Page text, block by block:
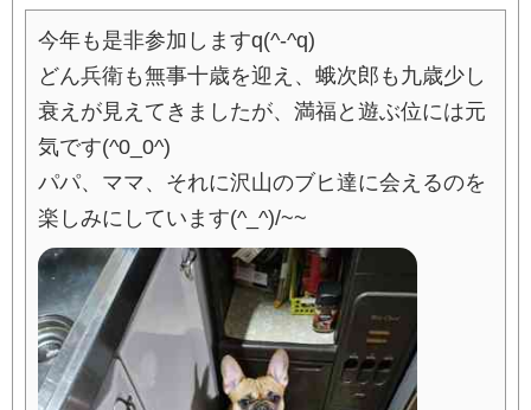
今年も是非参加しますq(^-^q)
どん兵衛も無事十歳を迎え、蛾次郎も九歳少し
衰えが見えてきましたが、満福と遊ぶ位には元
気です(^0_0^)
パパ、ママ、それに沢山のブヒ達に会えるのを
楽しみにしています(^_^)/~~